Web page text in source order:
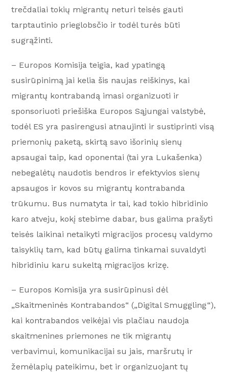
trečdaliai tokių migrantų neturi teisės gauti
tarptautinio prieglobsčio ir todėl turės būti
sugrąžinti.
– Europos Komisija teigia, kad ypatingą
susirūpinimą jai kelia šis naujas reiškinys, kai
migrantų kontrabandą imasi organizuoti ir
sponsoriuoti priešiška Europos Sąjungai valstybė,
todėl ES yra pasirengusi atnaujinti ir sustiprinti visą
priemonių paketą, skirtą savo išorinių sienų
apsaugai taip, kad oponentai (tai yra Lukašenka)
nebegalėtų naudotis bendros ir efektyvios sienų
apsaugos ir kovos su migrantų kontrabanda
trūkumu. Bus numatyta ir tai, kad tokio hibridinio
karo atveju, kokį stebime dabar, bus galima prašyti
teisės laikinai netaikyti migracijos procesų valdymo
taisyklių tam, kad būtų galima tinkamai suvaldyti
hibridiniu karu sukeltą migracijos krizę.
– Europos Komisija yra susirūpinusi dėl
„Skaitmeninės Kontrabandos“ („Digital Smuggling“),
kai kontrabandos veikėjai vis plačiau naudoja
skaitmenines priemones ne tik migrantų
verbavimui, komunikacijai su jais, maršrutų ir
žemėlapių pateikimu, bet ir organizuojant tų